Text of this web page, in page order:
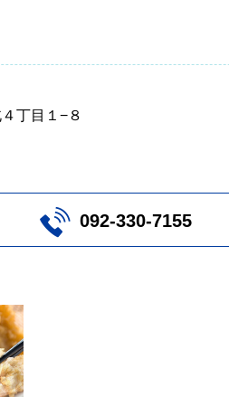
丁目１−８
092-330-7155